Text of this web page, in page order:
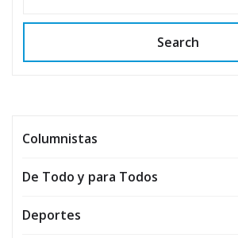
Search
Columnistas
De Todo y para Todos
Deportes